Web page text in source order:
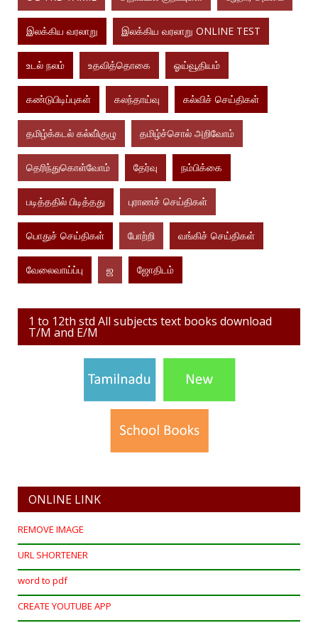
இலக்கிய வரலாறு இலக்கிய வரலாறு ONLINE TEST
உடல் நலம் உதவித்தொகை ஓய்வூதியம்
கண்டுபிடிப்புகள் கலந்தாய்வு கல்விச் செய்திகள்
தமிழ்க்கடல் கல்வி்குழு தமிழ்ச்சொல் அறிவோம்
தெரிந்துகொள்வோம் தேர்வு நம்பிக்கை
படித்ததில் பிடித்தது புராணச் செய்திகள்
பொதுச் செய்திகள் போற்றி வங்கிச் செய்திகள்
வேலைவாய்ப்பு ஜ ஜோதிடம்
1 to 12th std All subjects text books download
T/M and E/M
ONLINE LINK
REMOVE IMAGE
URL SHORTENER
word to pdf
CREATE YOUTUBE APP